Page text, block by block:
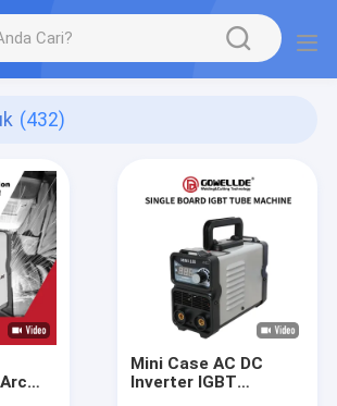
(432)
Mini Case AC DC
Inverter IGBT